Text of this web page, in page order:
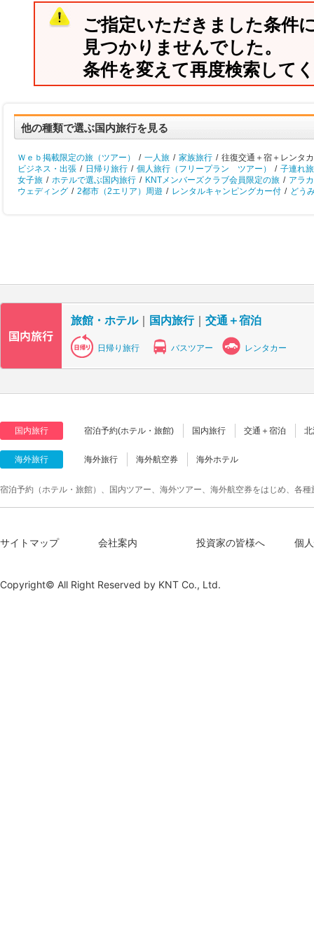
ご指定いただきました条件
見つかりませんでした。
条件を変えて再度検索して
他の種類で選ぶ国内旅行を見る
Ｗｅｂ掲載限定の旅（ツアー） / 一人旅 / 家族旅行 / 往復交通＋宿＋レンタ
ビジネス・出張 / 日帰り旅行 / 個人旅行（フリープラン ツアー） / 子連れ
女子旅 / ホテルで選ぶ国内旅行 / KNTメンバーズクラブ会員限定の旅 / アラ
ウェディング / 2都市（2エリア）周遊 / レンタルキャンピングカー付 / どう
旅館・ホテル｜ 国内旅行｜ 交通＋宿泊
日帰り旅行 バスツアー レンタカー
国内旅行 宿泊予約(ホテル・旅館) 国内旅行 交通＋宿泊
海外旅行 海外旅行 海外航空券 海外ホテル
宿泊予約（ホテル・旅館）、国内ツアー、海外ツアー、海外航空券をはじめ、各
サイトマップ 会社案内 投資家の皆様へ 個
Copyright© All Right Reserved by KNT Co., Ltd.